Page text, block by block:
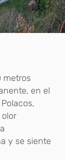
metros
en el
y se siente